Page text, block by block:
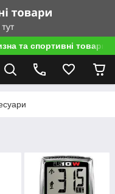
та спортивні товари